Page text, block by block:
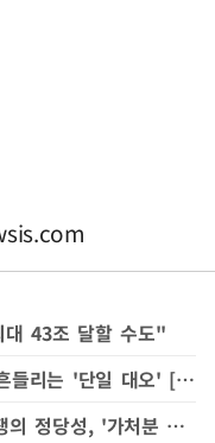
대 43조 달할 수도"
"非반도체 엑소더스" 노노 갈등에 흔들리는 '단일 대오' [삼성전자 파업 전운②]
법조계 "성과급, 근로조건 아냐"…쟁의 정당성, '가처분 최대 쟁점'으로 [삼성전자 파업 전운①]